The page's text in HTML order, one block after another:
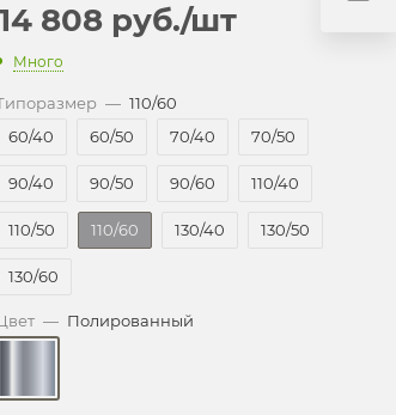
14 808 руб./шт
Много
— 110/60
60/40
60/50 70/40 70/50
90/40 90/50 90/60 110/40
110/50 110/60 130/40 130/50
130/60
— Полированный